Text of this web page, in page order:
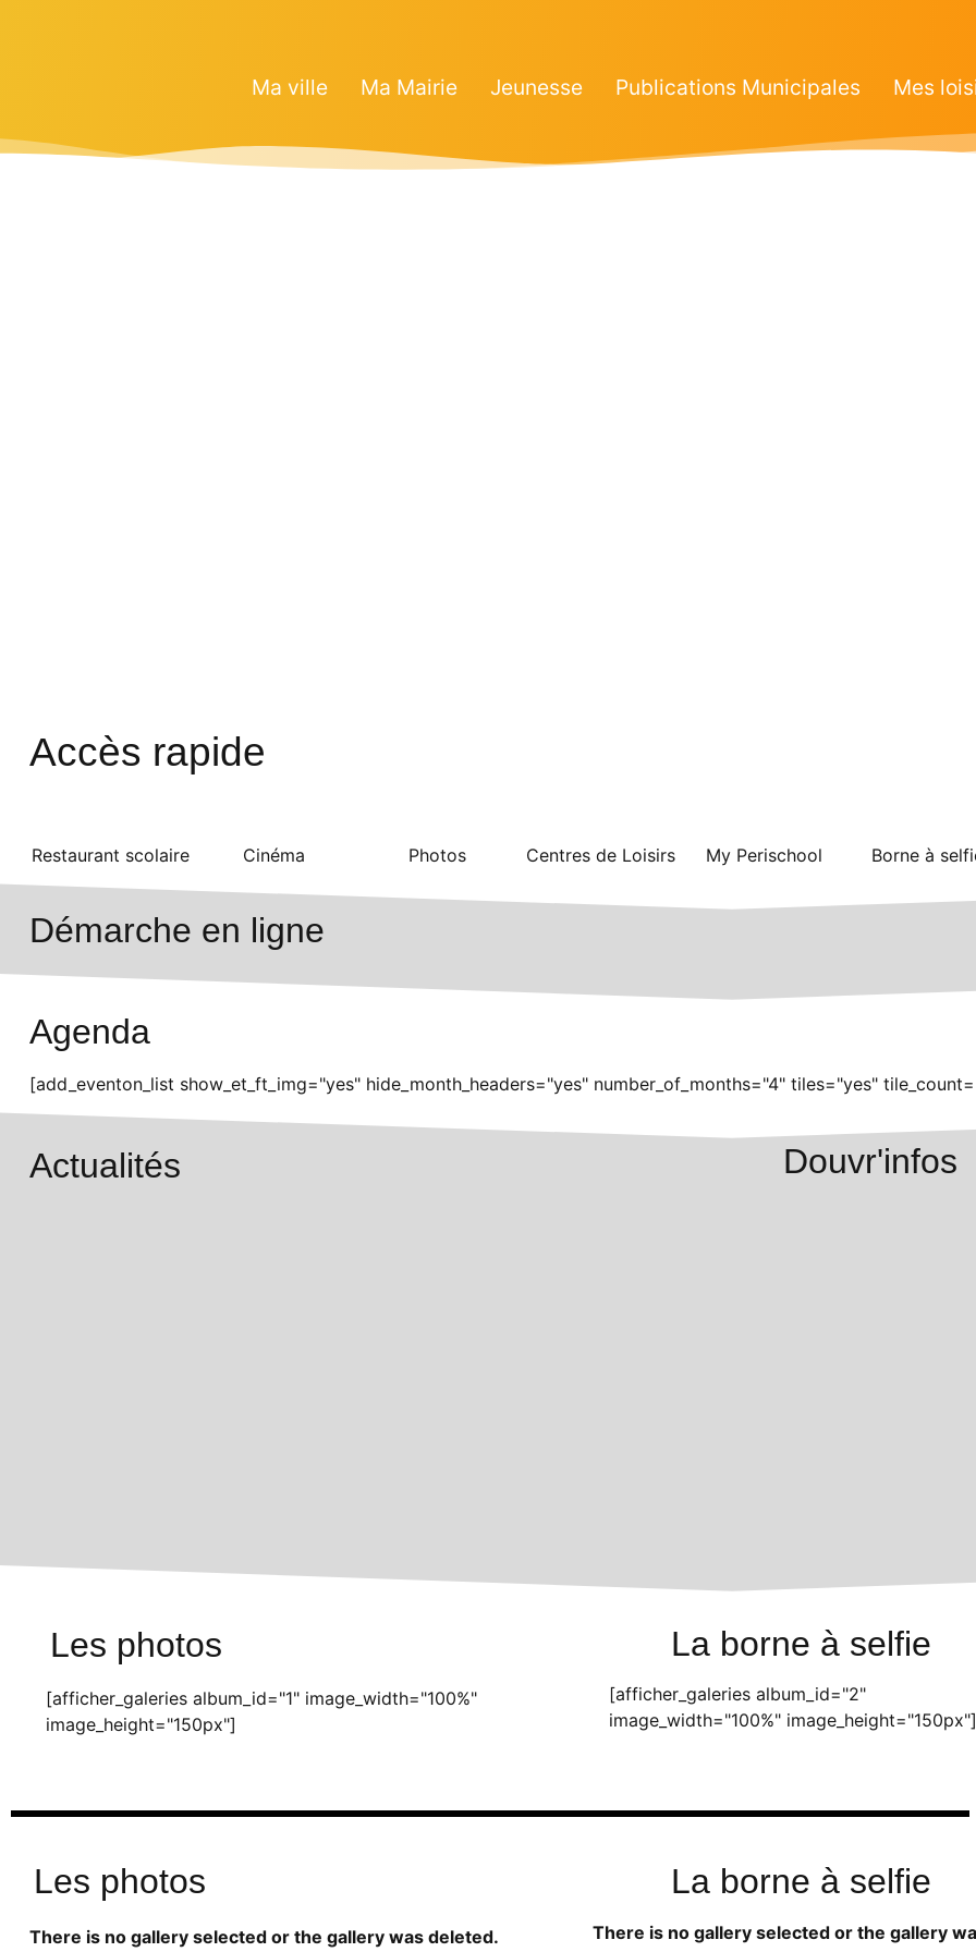
Ma ville Ma Mairie Jeunesse Publications Municipales Mes
Accès rapide
Restaurant scolaire Cinéma Photos Centres de Loisirs My Perischool Borne à
Démarche en ligne
Agenda
[add_eventon_list show_et_ft_img="yes" hide_month_headers="yes" number_of_months="4" tiles="yes"
Actualités Douvr'infos
Les photos
[afficher_galeries album_id="1" image_width="100%"
image_height="150px"]
La borne à selfie
[afficher_galeries album_id="2"
image_width="100%"
Les photos
There is no gallery selected or the gallery was deleted.
La borne à selfie
There is no gallery selected or the gallery